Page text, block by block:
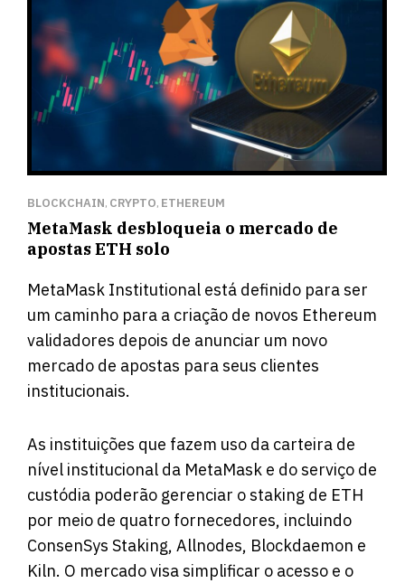
BLOCKCHAIN, CRYPTO, ETHEREUM
MetaMask desbloqueia o mercado de
apostas ETH solo
MetaMask Institutional está definido para ser
um caminho para a criação de novos Ethereum
validadores depois de anunciar um novo
mercado de apostas para seus clientes
institucionais.
As instituições que fazem uso da carteira de
nível institucional da MetaMask e do serviço de
custódia poderão gerenciar o staking de ETH
por meio de quatro fornecedores, incluindo
ConsenSys Staking, Allnodes, Blockdaemon e
Kiln. O mercado visa simplificar o acesso e o